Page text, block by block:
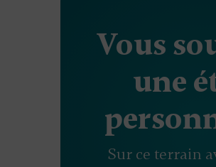
Vous
une
Sur ce terrain